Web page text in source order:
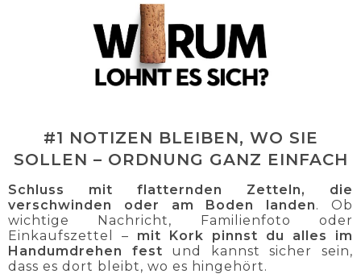
#1 NOTIZEN BLEIBEN, WO SIE
SOLLEN – ORDNUNG GANZ EINFACH
Schluss mit flatternden Zetteln, die
verschwinden oder am Boden landen. Ob
wichtige Nachricht, Familienfoto oder
Einkaufszettel – mit Kork pinnst du alles im
Handumdrehen fest und kannst sicher sein,
dass es dort bleibt, wo es hingehört.